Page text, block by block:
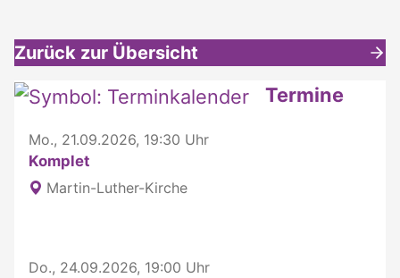
Zurück zur Übersicht
Weitere interessante Inhalte Termine
Mo., 21.09.2026, 19:30 Uhr
Komplet
Martin-Luther-Kirche
Do., 24.09.2026, 19:00 Uhr